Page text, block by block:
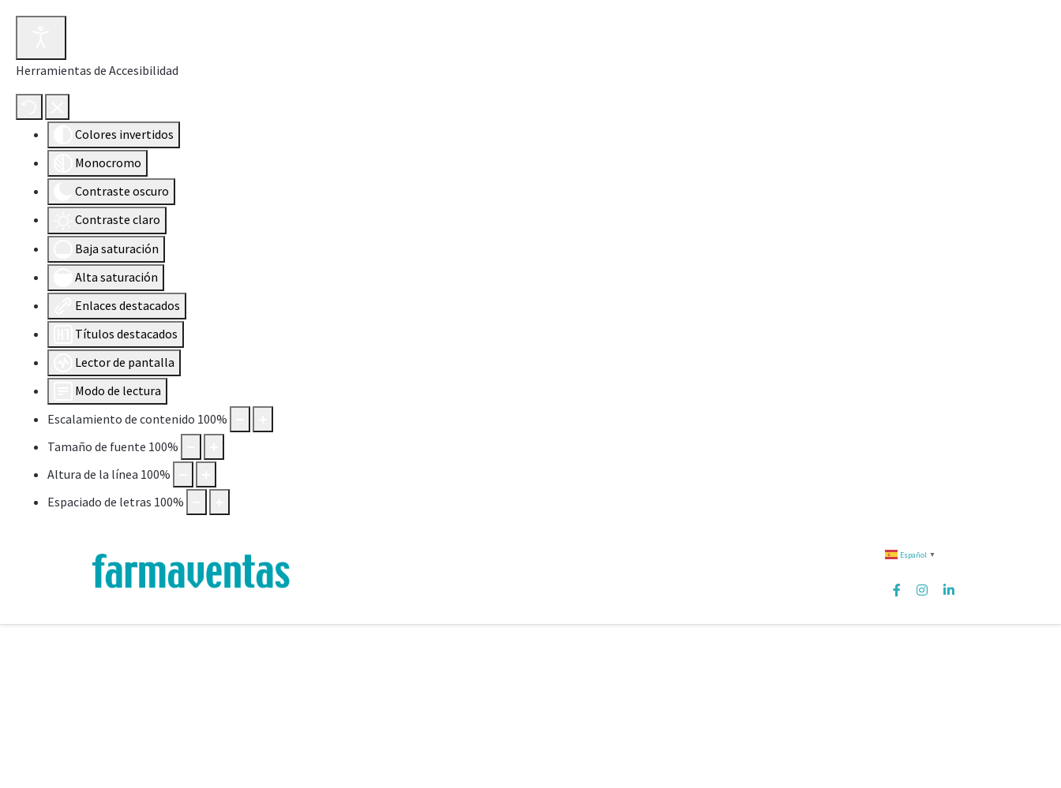
Herramientas de Accesibilidad
Colores invertidos
Monocromo
Contraste oscuro
Contraste claro
Baja saturación
Alta saturación
Enlaces destacados
Títulos destacados
Lector de pantalla
Modo de lectura
Escalamiento de contenido 100%
Tamaño de fuente 100%
Altura de la línea 100%
Espaciado de letras 100%
Español ▼